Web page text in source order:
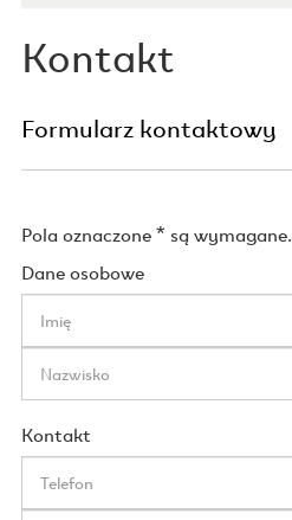
Kontakt
Formularz kontaktowy
Pola oznaczone * są wymagane.
Dane osobowe
Kontakt